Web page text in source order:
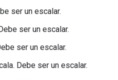
ser un escalar.
ser un escalar.
ser un escalar.
Debe ser un escalar.